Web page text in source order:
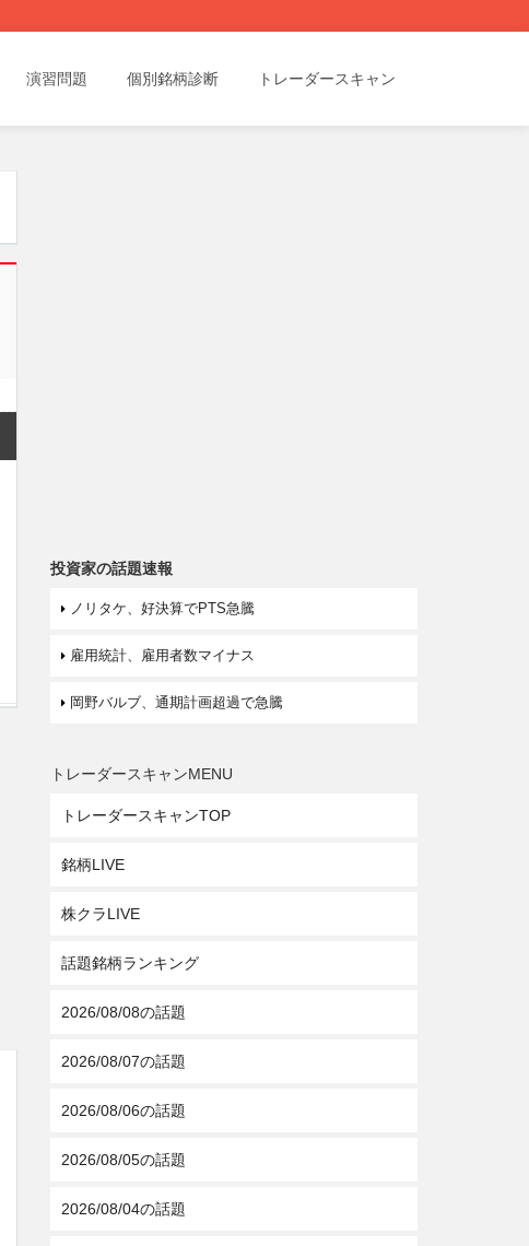
演習問題 個別銘柄診断 トレーダースキャン
投資家の話題速報
ノリタケ、好決算でPTS急騰
雇用統計、雇用者数マイナス
岡野バルブ、通期計画超過で急騰
トレーダースキャンMENU
トレーダースキャンTOP
銘柄LIVE
株クラLIVE
話題銘柄ランキング
2026/08/08の話題
2026/08/07の話題
2026/08/06の話題
2026/08/05の話題
2026/08/04の話題